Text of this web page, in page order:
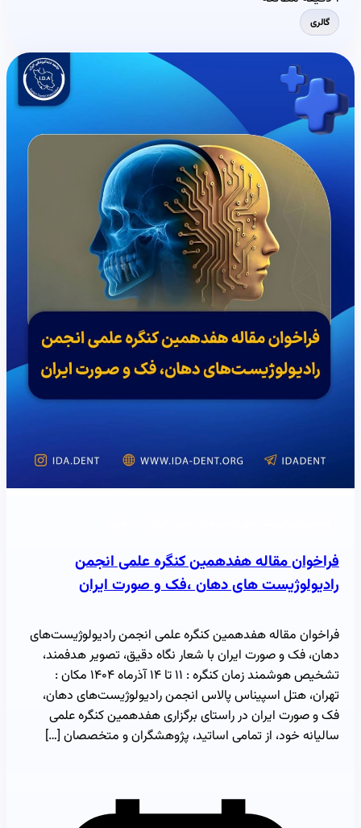
گالری
فراخوان مقاله هفدهمین کنگره علمی انجمن
رادیولوژیست های دهان ،فک و صورت ایران
فراخوان مقاله هفدهمین کنگره علمی انجمن رادیولوژیست‌های
دهان، فک و صورت ایران با شعار نگاه دقیق، تصویر هدفمند،
تشخیص هوشمند زمان کنگره : ۱۱ تا ۱۴ آذرماه ۱۴۰۴ مکان :
تهران، هتل اسپیناس پالاس انجمن رادیولوژیست‌های دهان،
فک و صورت ایران در راستای برگزاری هفدهمین کنگره علمی
سالیانه خود، از تمامی اساتید، پژوهشگران و متخصصان […]